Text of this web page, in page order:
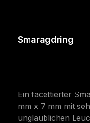
Smaragdring
Ein facettierter
mm x 7 mm mit
unglaublichen